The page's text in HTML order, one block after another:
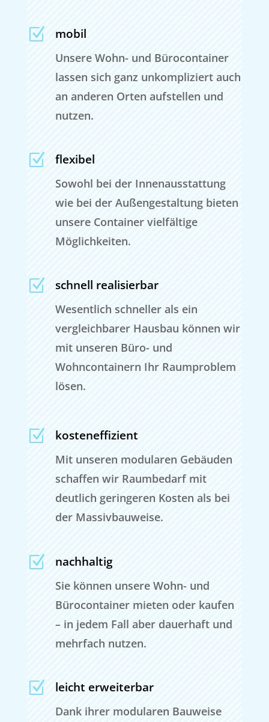
Z mobil
Unsere Wohn- und Bürocontainer
lassen sich ganz unkompliziert auch
an anderen Orten aufstellen und
nutzen.
Z flexibel
Sowohl bei der Innenausstattung
wie bei der Außengestaltung bieten
unsere Container vielfältige
Möglichkeiten.
Z schnell realisierbar
Wesentlich schneller als ein
vergleichbarer Hausbau können wir
mit unseren Büro- und
Wohncontainern Ihr Raumproblem
lösen.
Z kosteneffizient
Mit unseren modularen Gebäuden
schaffen wir Raumbedarf mit
deutlich geringeren Kosten als bei
der Massivbauweise.
Z nachhaltig
Sie können unsere Wohn- und
Bürocontainer mieten oder kaufen
– in jedem Fall aber dauerhaft und
mehrfach nutzen.
Z leicht erweiterbar
Dank ihrer modularen Bauweise